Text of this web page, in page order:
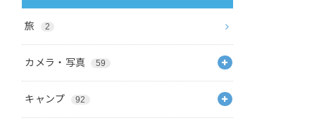
旅 2
カメラ・写真 59
キャンプ 92